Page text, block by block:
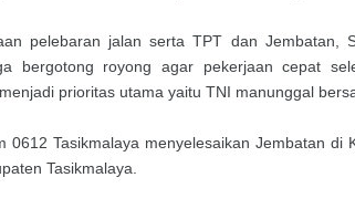
pelebaran jalan serta TPT dan Jembatan,
bergotong royong agar pekerjaan cepat
prioritas utama yaitu TNI manunggal
0612 Tasikmalaya menyelesaikan Jembatan di
Tasikmalaya.